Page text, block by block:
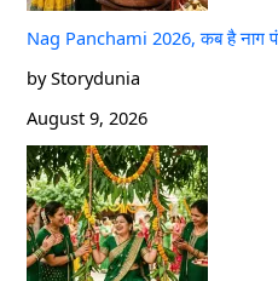
Nag Panchami 2026, कब है नाग
by Storydunia
August 9, 2026